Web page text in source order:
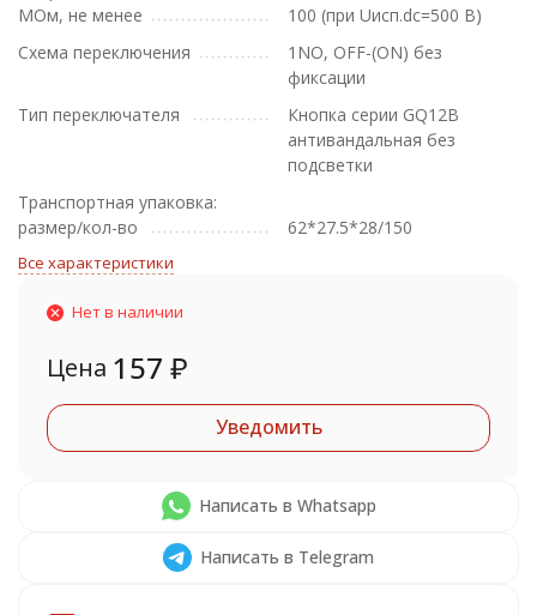
МОм, не менее
100 (при Uисп.dc=500 В)
Схема переключения
1NO, ОFF-(ON) без
фиксации
Тип переключателя
Кнопка серии GQ12B
антивандальная без
подсветки
Транспортная упаковка:
размер/кол-во
62*27.5*28/150
Все характеристики
Нет в наличии
Цена 157 ₽
Уведомить
Написать в Whatsapp
Написать в Telegram